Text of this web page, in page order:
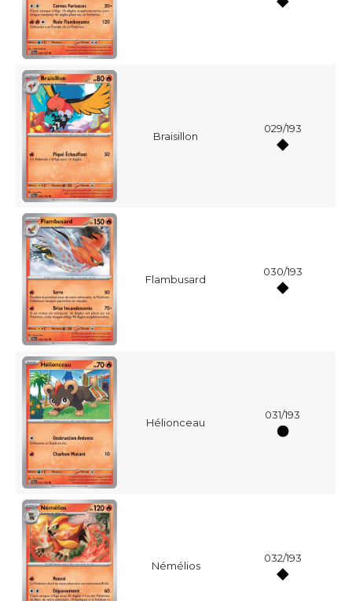
Braisillon
029/193
Flambusard
030/193
Hélionceau
031/193
Némélios
032/193